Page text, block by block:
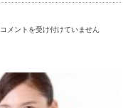
コメントを受け付けていません